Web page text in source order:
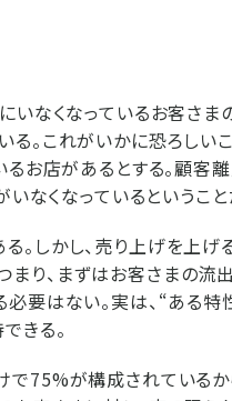
いなくなっているお客さま
。これがいかに恐ろしい
お店があるとする。顧客
なくなっているということ
。しかし、売り上げを上げ
り、まずはお客さまの流
必要はない。実は、“ある特
きる。
75%が構成されているか